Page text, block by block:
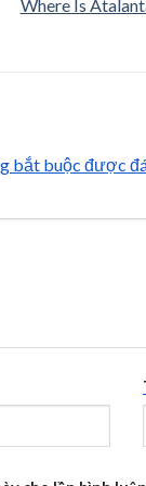
Where Is
bắt buộc được